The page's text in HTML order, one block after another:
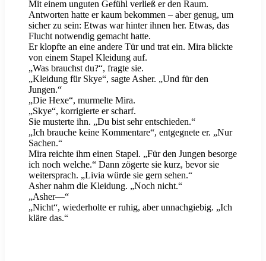
Mit einem unguten Gefühl verließ er den Raum.
Antworten hatte er kaum bekommen – aber genug, um
sicher zu sein: Etwas war hinter ihnen her. Etwas, das
Flucht notwendig gemacht hatte.
Er klopfte an eine andere Tür und trat ein. Mira blickte
von einem Stapel Kleidung auf.
„Was brauchst du?“, fragte sie.
„Kleidung für Skye“, sagte Asher. „Und für den
Jungen.“
„Die Hexe“, murmelte Mira.
„Skye“, korrigierte er scharf.
Sie musterte ihn. „Du bist sehr entschieden.“
„Ich brauche keine Kommentare“, entgegnete er. „Nur
Sachen.“
Mira reichte ihm einen Stapel. „Für den Jungen besorge
ich noch welche.“ Dann zögerte sie kurz, bevor sie
weitersprach. „Livia würde sie gern sehen.“
Asher nahm die Kleidung. „Noch nicht.“
„Asher—“
„Nicht“, wiederholte er ruhig, aber unnachgiebig. „Ich
kläre das.“